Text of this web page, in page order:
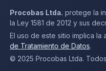
Procobas Ltda. protege la
la Ley 1581 de 2012 y sus
El uso de este sitio implica la
de Tratamiento de Datos.
© 2025 Procobas Ltda.